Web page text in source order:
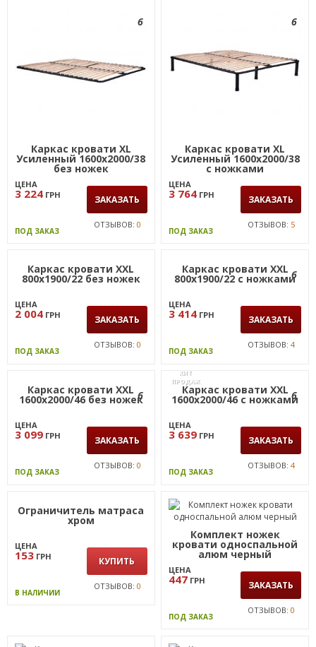
6
Каркас кровати XL
Усиленный 1600х2000/38
без ножек
ЦЕНА
3 224 ГРН ЗАКАЗАТЬ
ПОД ЗАКАЗ
ОТЗЫВОВ: 0
6
Каркас кровати XL
Усиленный 1600х2000/38
с ножками
ЦЕНА
3 764 ГРН ЗАКАЗАТЬ
ПОД ЗАКАЗ
ОТЗЫВОВ: 5
Каркас кровати XXL
ЦЕНА
ЗАКАЗАТЬ
6
Каркас кровати XXL
800х1900/22 с ножками
ЦЕНА
3 414 ГРН ЗАКАЗАТЬ
ПОД ЗАКАЗ
ОТЗЫВОВ: 4
6
Каркас кровати XXL
1600х2000/46 без ножек
ЦЕНА
3 099 ГРН ЗАКАЗАТЬ
ПОД ЗАКАЗ
ОТЗЫВОВ:0
ПРОДАЖ
6
Каркас кровати XXL
1600х2000/46 с ножками
ЦЕНА
ГРН ЗАКАЗАТЬ
ОТЗЫВОВ:4